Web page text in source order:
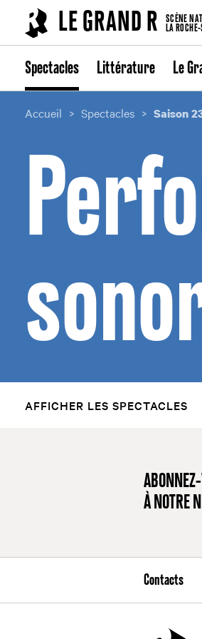
LE GRAND R
SCÈNE
LA
Spectacles Littérature Le
Accueil Spectacles Saison
AFFICHER LES SPECTACLES
À NOTRE
Contacts
Cookies management panel